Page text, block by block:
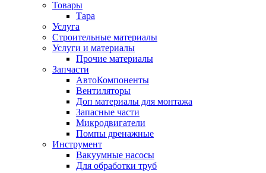
Товары
Тара
Услуга
Строительные материалы
Услуги и материалы
Прочие материалы
Запчасти
АвтоКомпоненты
Вентиляторы
Доп материалы для монтажа
Запасные части
Микродвигатели
Помпы дренажные
Инструмент
Вакуумные насосы
Для обработки труб